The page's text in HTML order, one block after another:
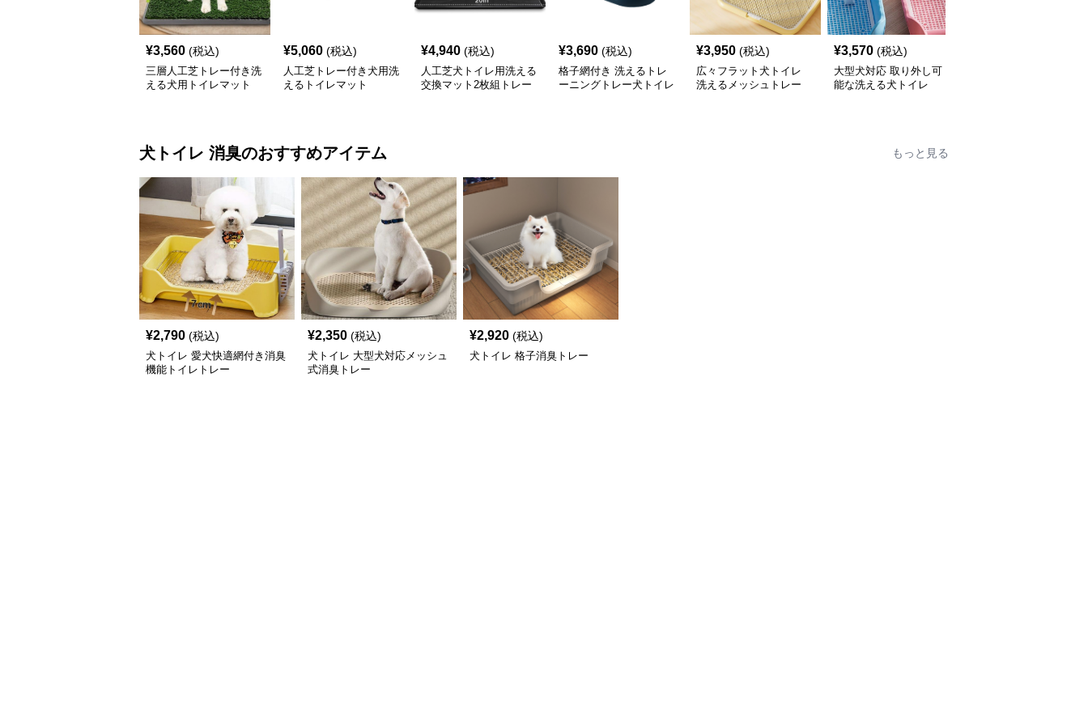
¥3,560 (税込)
三層人工芝トレー付き洗
える犬用トイレマット
¥5,060 (税込)
人工芝トレー付き犬用洗
えるトイレマット
¥4,940 (税込)
人工芝犬トイレ用洗える
交換マット2枚組トレー
¥3,690 (税込)
格子網付き 洗えるトレ
ーニングトレー犬トイレ
¥3,950 (税込)
広々フラット犬トイレ
洗えるメッシュトレー
¥3,570 (税込)
大型犬対応 取り外し可
能な洗える犬トイレ
犬トイレ 消臭のおすすめアイテム もっと見る
¥2,790 (税込)
犬トイレ 愛犬快適網付き消臭
機能トイレトレー
¥2,350 (税込)
犬トイレ 大型犬対応メッシュ
式消臭トレー
¥2,920 (税込)
犬トイレ 格子消臭トレー